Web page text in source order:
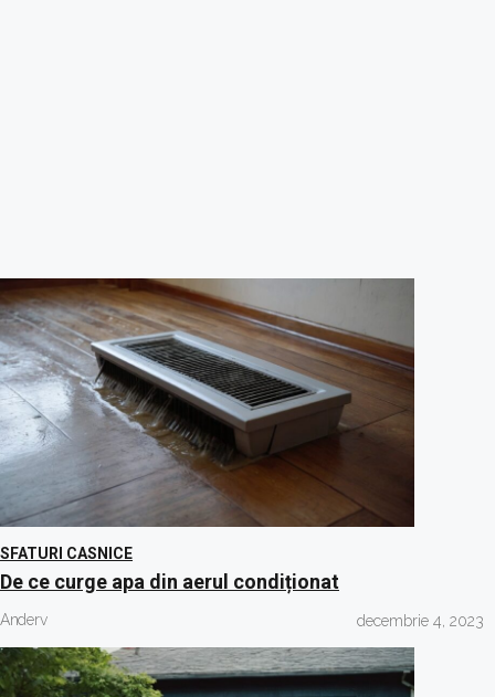
SFATURI CASNICE
De ce curge apa din aerul condiționat
Anderv decembrie 4, 2023